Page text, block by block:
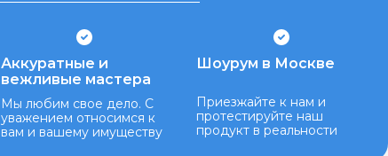
Аккуратные и
вежливые мастера
Мы любим свое дело. С
уважением относимся к
вам и вашему имуществу
Шоурум в Москве
Приезжайте к нам и
протестируйте наш
продукт в реальности